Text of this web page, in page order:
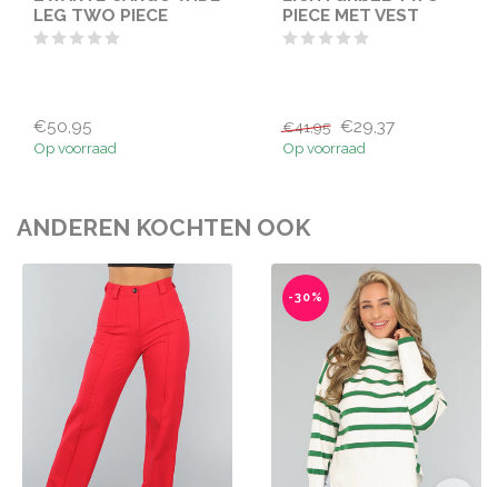
LEG TWO PIECE
€50,95
Op voorraad
PIECE MET VEST
€41,95 €29,37
Op voorraad
ANDEREN KOCHTEN OOK
-30%